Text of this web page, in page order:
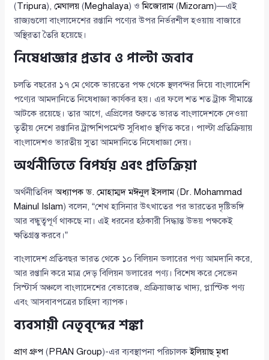
(Tripura),মেঘালয় (Meghalaya) ওমিজোরাম(Mizoram)—এই
রাজ্যগুলো বাংলাদেশের রপ্তানি পণ্যের উপর নির্ভরশীল হওয়ায় বাজারে
অস্থিরতা তৈরি হয়েছে।
নিষেধাজ্ঞার প্রভাব ও পাল্টা জবাব
চলতি বছরের ১৭ মে থেকে ভারতের পক্ষ থেকে স্থলবন্দর দিয়ে বাংলাদেশি
পণ্যের আমদানিতে নিষেধাজ্ঞা কার্যকর হয়। এর ফলে শত শত ট্রাক সীমান্তে
আটকে রয়েছে। তার আগে, এপ্রিলের শুরুতে ভারত বাংলাদেশকে দেওয়া
তৃতীয় দেশে রপ্তানির ট্রান্সশিপমেন্ট সুবিধাও স্থগিত করে। পাল্টা প্রতিক্রিয়ায়
বাংলাদেশও ভারতীয় সুতা আমদানিতে নিষেধাজ্ঞা দেয়।
অর্থনীতিতে বিপর্যয় এবং প্রতিক্রিয়া
অর্থনীতিবিদঅধ্যাপক ড. মোহাম্মদ মঈনুল ইসলাম( Dr. Mohammad
Mainul Islam) বলেন, “শেখ হাসিনার উৎখাতের পর ভারতের দৃষ্টিভঙ্গি
আর বন্ধুত্বপূর্ণ থাকছে না। এই ধরনের হঠকারী সিদ্ধান্ত উভয় পক্ষকেই
ক্ষতিগ্রস্ত করবে।”
বাংলাদেশ প্রতিবছর ভারত থেকে ১০ বিলিয়ন ডলারের পণ্য আমদানি করে,
আর রপ্তানি করে মাত্র দেড় বিলিয়ন ডলারের পণ্য। বিশেষ করে সেভেন
সিস্টার্স অঞ্চলে বাংলাদেশের বেভারেজ, প্রক্রিয়াজাত খাদ্য, প্লাস্টিক পণ্য
এবং আসবাবপত্রের চাহিদা ব্যাপক।
ব্যবসায়ী নেতৃবৃন্দের শঙ্কা
প্রাণ গ্রুপ ( PRAN Group)-এর ব্যবস্থাপনা পরিচালকইলিয়াছ মৃধা